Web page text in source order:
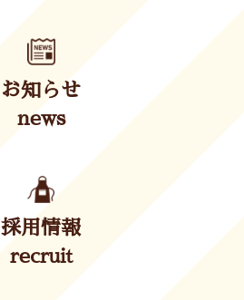
お知らせ
news
採用情報
recruit